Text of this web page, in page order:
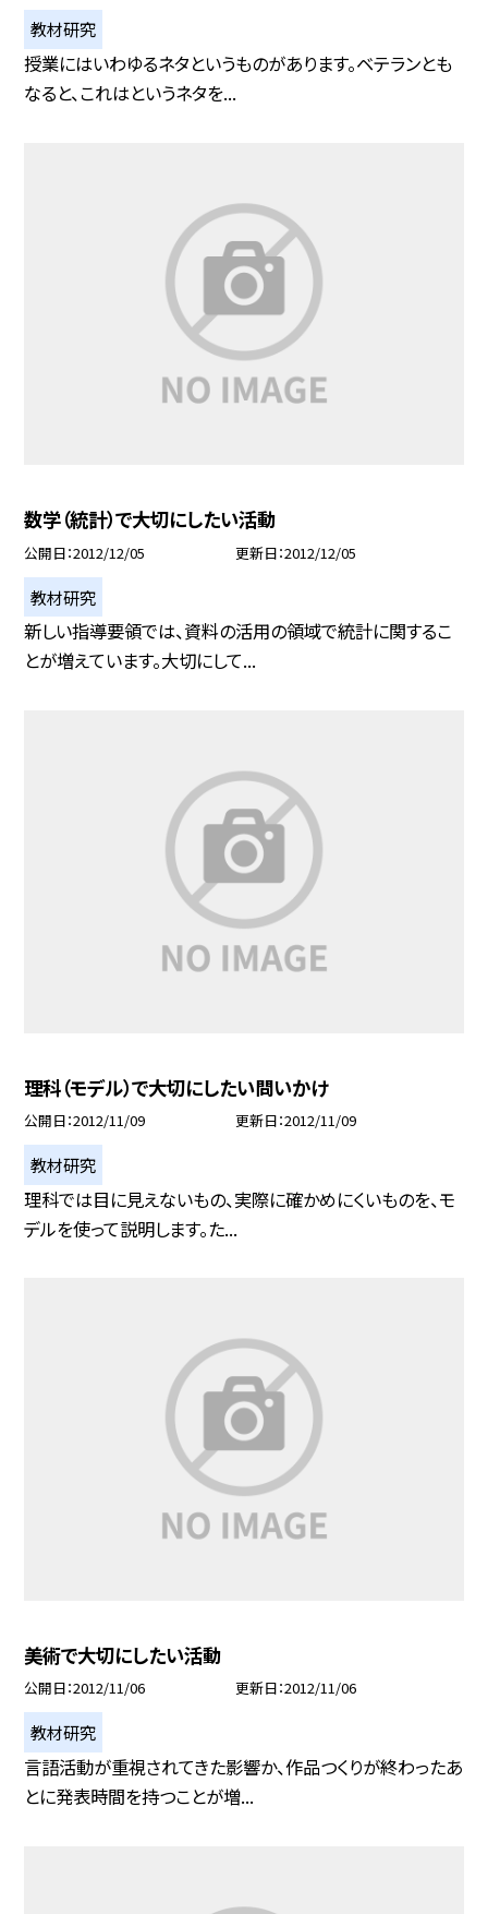
教材研究
授業にはいわゆるネタというものがあります。ベテランとも
なると、これはというネタを...
数学（統計）で大切にしたい活動
公開日 2012/12/05 更新日 2012/12/05
教材研究
新しい指導要領では、資料の活用の領域で統計に関するこ
とが増えています。大切にして...
理科（モデル）で大切にしたい問いかけ
公開日 2012/11/09 更新日 2012/11/09
教材研究
理科では目に見えないもの、実際に確かめにくいものを、モ
デルを使って説明します。た...
美術で大切にしたい活動
公開日 2012/11/06 更新日 2012/11/06
教材研究
言語活動が重視されてきた影響か、作品つくりが終わったあ
とに発表時間を持つことが増...